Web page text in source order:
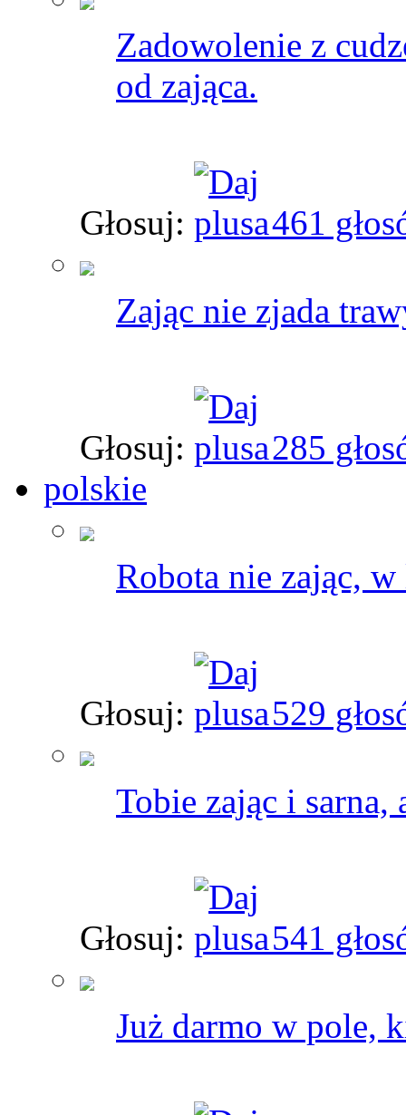
Zadowolenie z
od zająca.
Głosuj: 461
Zając nie zjada
Głosuj:
285
polskie
Robota nie zając,
Głosuj: 529
Tobie zając i sarna,
Głosuj: 541
Już darmo w pole,